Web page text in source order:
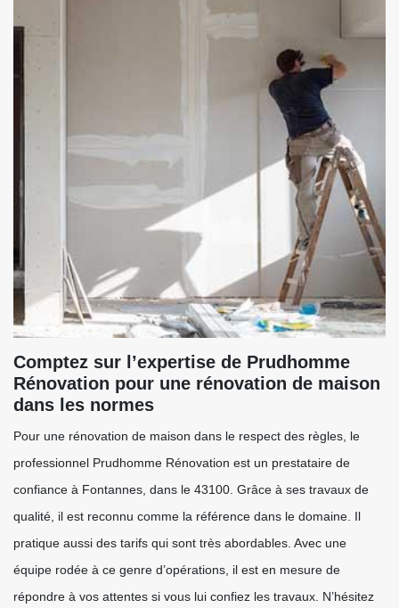
Comptez sur l’expertise de Prudhomme
Rénovation pour une rénovation de maison
dans les normes
Pour une rénovation de maison dans le respect des règles, le
professionnel Prudhomme Rénovation est un prestataire de
confiance à Fontannes, dans le 43100. Grâce à ses travaux de
qualité, il est reconnu comme la référence dans le domaine. Il
pratique aussi des tarifs qui sont très abordables. Avec une
équipe rodée à ce genre d’opérations, il est en mesure de
répondre à vos attentes si vous lui confiez les travaux. N’hésitez